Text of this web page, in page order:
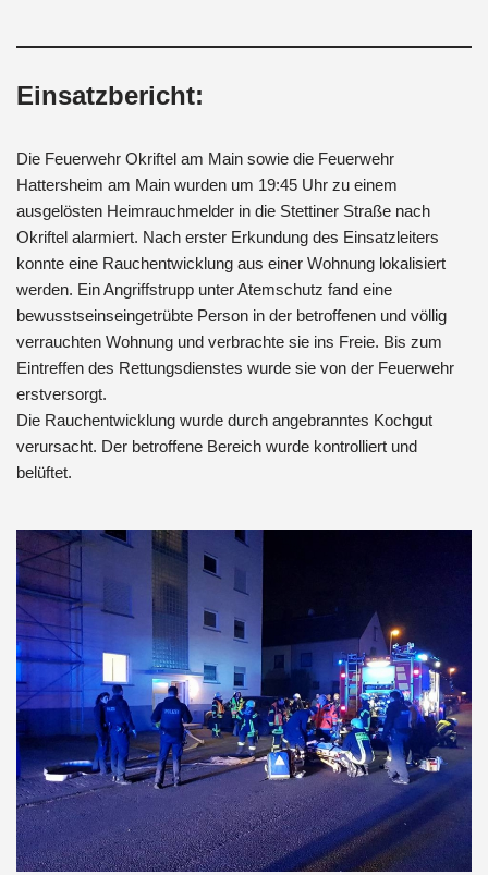
Einsatzbericht:
Die Feuerwehr Okriftel am Main sowie die Feuerwehr
Hattersheim am Main wurden um 19:45 Uhr zu einem
ausgelösten Heimrauchmelder in die Stettiner Straße nach
Okriftel alarmiert. Nach erster Erkundung des Einsatzleiters
konnte eine Rauchentwicklung aus einer Wohnung lokalisiert
werden. Ein Angriffstrupp unter Atemschutz fand eine
bewusstseinseingetrübte Person in der betroffenen und völlig
verrauchten Wohnung und verbrachte sie ins Freie. Bis zum
Eintreffen des Rettungsdienstes wurde sie von der Feuerwehr
erstversorgt.
Die Rauchentwicklung wurde durch angebranntes Kochgut
verursacht. Der betroffene Bereich wurde kontrolliert und
belüftet.